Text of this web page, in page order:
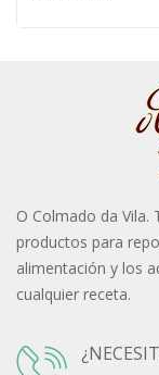
O Colmado da Vila.
productos para
alimentación y los
cualquier receta.